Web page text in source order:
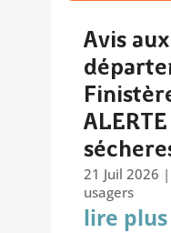
Avis
ALERTE
21 Juil 2026 |
usagers
lire plus